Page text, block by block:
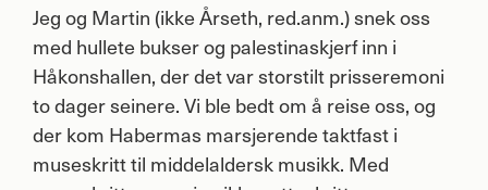
Jeg og Martin (ikke Årseth, red.anm.) snek oss
med hullete bukser og palestinaskjerf inn i
Håkonshallen, der det var storstilt prisseremoni
to dager seinere. Vi ble bedt om å reise oss, og
der kom Habermas marsjerende taktfast i
museskritt til middelaldersk musikk. Med